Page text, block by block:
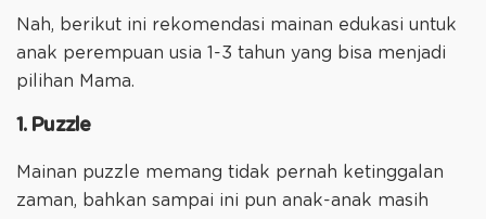
Nah, berikut ini rekomendasi mainan edukasi untuk
anak perempuan usia 1-3 tahun yang bisa menjadi
pilihan Mama.
1. Puzzle
Mainan puzzle memang tidak pernah ketinggalan
zaman, bahkan sampai ini pun anak-anak masih